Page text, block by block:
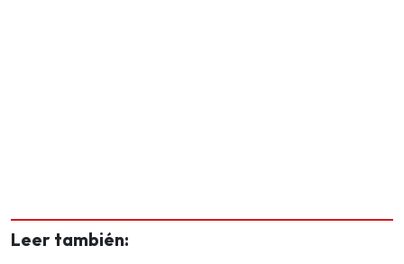
Leer también: